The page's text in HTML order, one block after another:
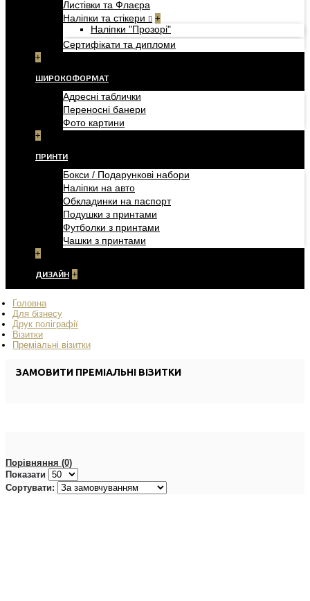
Листівки та Флаєра
Наліпки та стікери
+
Наліпки "Прозорі"
Сертифікати та дипломи
+
ШИРОКОФОРМАТ
Адресні таблички
Переносні банери
Фото картини
+
ПРИНТИ
Бокси / Подарункові набори
Наліпки на авто
Обкладинки на паспорт
Подушки з принтами
Футболки з принтами
Чашки з принтами
+
ДИЗАЙН +
Головна
Для бізнесу
Друк поліграфії
Візитки
Преміальні візитки
ЗАМОВИТИ ПРЕМІАЛЬНІ ВІЗИТКИ
Порівняння (0)
Показати
Сортувати: